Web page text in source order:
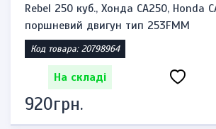
Rebel 250 куб., Хонда CA250, Honda
поршневий двигун тип 253FMM
Код товара: 20798964
На складі
920грн.